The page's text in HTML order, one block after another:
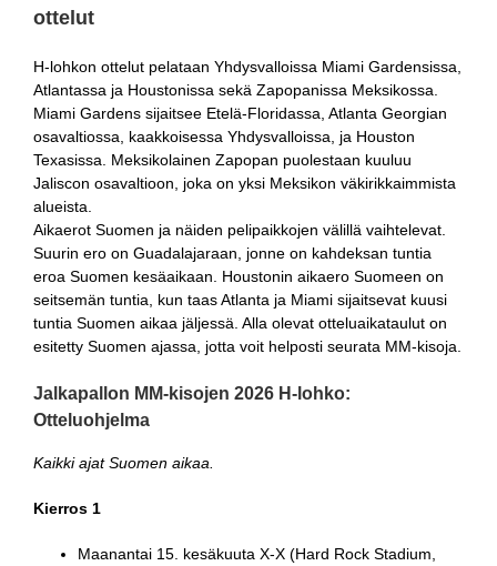
ottelut
H-lohkon ottelut pelataan Yhdysvalloissa Miami Gardensissa,
Atlantassa ja Houstonissa sekä Zapopanissa Meksikossa.
Miami Gardens sijaitsee Etelä-Floridassa, Atlanta Georgian
osavaltiossa, kaakkoisessa Yhdysvalloissa, ja Houston
Texasissa. Meksikolainen Zapopan puolestaan kuuluu
Jaliscon osavaltioon, joka on yksi Meksikon väkirikkaimmista
alueista.
Aikaerot Suomen ja näiden pelipaikkojen välillä vaihtelevat.
Suurin ero on Guadalajaraan, jonne on kahdeksan tuntia
eroa Suomen kesäaikaan. Houstonin aikaero Suomeen on
seitsemän tuntia, kun taas Atlanta ja Miami sijaitsevat kuusi
tuntia Suomen aikaa jäljessä. Alla olevat otteluaikataulut on
esitetty Suomen ajassa, jotta voit helposti seurata MM-kisoja.
Jalkapallon MM-kisojen 2026 H-lohko:
Otteluohjelma
Kaikki ajat Suomen aikaa.
Kierros 1
Maanantai 15. kesäkuuta X-X (Hard Rock Stadium,